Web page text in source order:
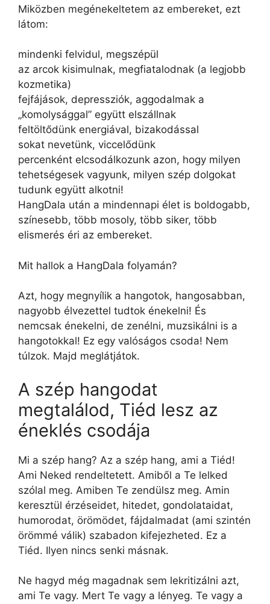
Miközben megénekeltetem az embereket, ezt
látom:
mindenki felvidul, megszépül
az arcok kisimulnak, megfiatalodnak (a legjobb
kozmetika)
fejfájások, depressziók, aggodalmak a
„komolysággal” együtt elszállnak
feltöltődünk energiával, bizakodással
sokat nevetünk, viccelődünk
percenként elcsodálkozunk azon, hogy milyen
tehetségesek vagyunk, milyen szép dolgokat
tudunk együtt alkotni!
HangDala után a mindennapi élet is boldogabb,
színesebb, több mosoly, több siker, több
elismerés éri az embereket.
Mit hallok a HangDala folyamán?
Azt, hogy megnyílik a hangotok, hangosabban,
nagyobb élvezettel tudtok énekelni! És
nemcsak énekelni, de zenélni, muzsikálni is a
hangotokkal! Ez egy valóságos csoda! Nem
túlzok. Majd meglátjátok.
A szép hangodat
megtalálod, Tiéd lesz az
éneklés csodája
Mi a szép hang? Az a szép hang, ami a Tiéd!
Ami Neked rendeltetett. Amiből a Te lelked
szólal meg. Amiben Te zendülsz meg. Amin
keresztül érzéseidet, hitedet, gondolataidat,
humorodat, örömödet, fájdalmadat (ami szintén
örömmé válik) szabadon kifejezheted. Ez a
Tiéd. Ilyen nincs senki másnak.
Ne hagyd még magadnak sem lekritizálni azt,
ami Te vagy. Mert Te vagy a lényeg. Te vagy a